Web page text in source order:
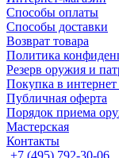
Способы оплаты
Способы доставки
Возврат товара
Политика
Резерв оружия и
Покупка в интернет
Публичная оферта
Порядок приема
Мастерская
Контакты
+7 (495) 792-30-06